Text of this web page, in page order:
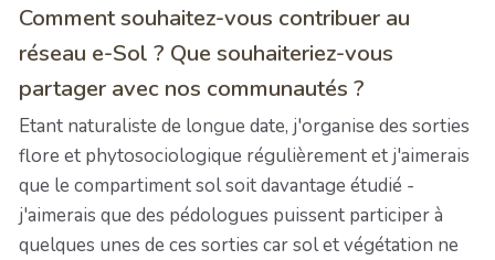
Comment souhaitez-vous contribuer au
réseau e-Sol ? Que souhaiteriez-vous
partager avec nos communautés ?
Etant naturaliste de longue date, j'organise des sorties
flore et phytosociologique régulièrement et j'aimerais
que le compartiment sol soit davantage étudié -
j'aimerais que des pédologues puissent participer à
quelques unes de ces sorties car sol et végétation ne